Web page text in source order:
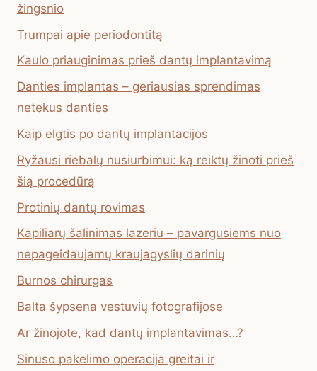
žingsnio
Trumpai apie periodontitą
Kaulo priauginimas prieš dantų implantavimą
Danties implantas – geriausias sprendimas
netekus danties
Kaip elgtis po dantų implantacijos
Ryžausi riebalų nusiurbimui: ką reiktų žinoti prieš
šią procedūrą
Protinių dantų rovimas
Kapiliarų šalinimas lazeriu – pavargusiems nuo
nepageidaujamų kraujagyslių darinių
Burnos chirurgas
Balta šypsena vestuvių fotografijose
Ar žinojote, kad dantų implantavimas…?
Sinuso pakelimo operacija greitai ir